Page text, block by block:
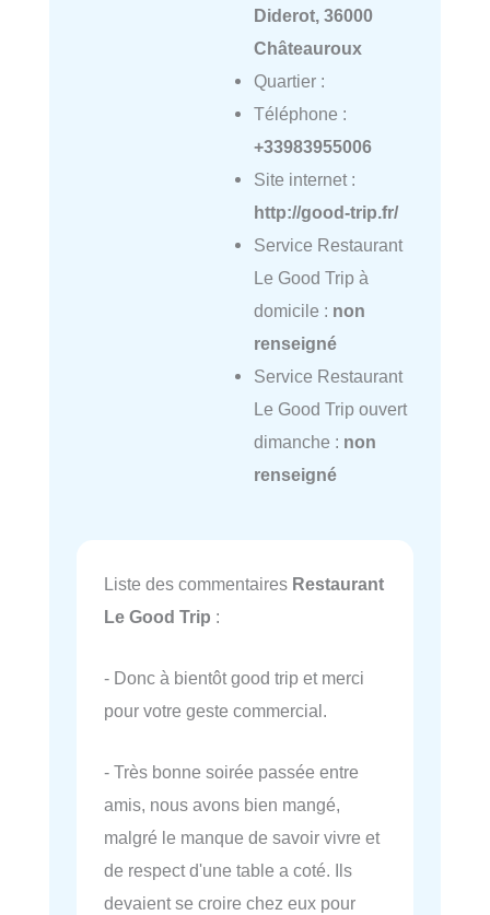
Diderot, 36000
Châteauroux
Quartier :
Téléphone :
+33983955006
Site internet :
http://good-trip.fr/
Service Restaurant
Le Good Trip à
domicile : non
renseigné
Service Restaurant
Le Good Trip ouvert
dimanche : non
renseigné
Liste des commentaires Restaurant
Le Good Trip :
- Donc à bientôt good trip et merci
pour votre geste commercial.
- Très bonne soirée passée entre
amis, nous avons bien mangé,
malgré le manque de savoir vivre et
de respect d'une table a coté. Ils
devaient se croire chez eux pour